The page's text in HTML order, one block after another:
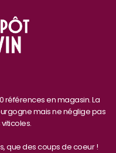
références en magasin. La
mais ne néglige pas
que des coups de coeur !